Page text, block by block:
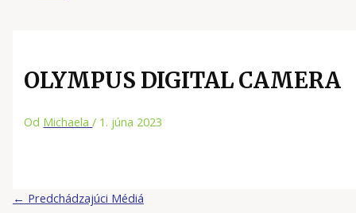
OLYMPUS DIGITAL CAMERA
Od Michaela/ 1. júna 2023
← Predchádzajúci Médiá